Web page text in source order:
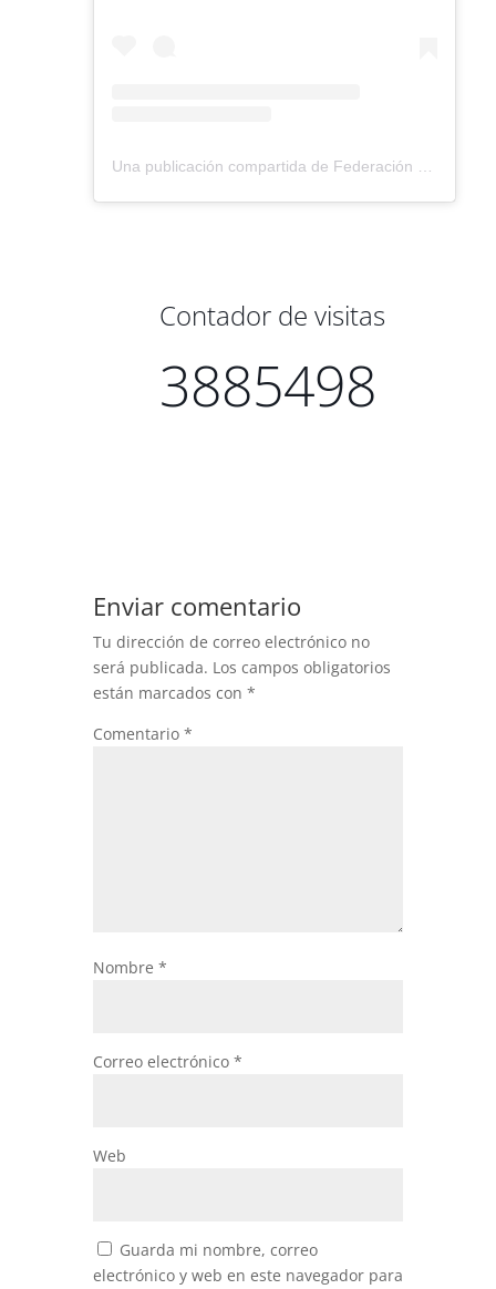
Una publicación compartida de Federación Montañismo Tenerife (@federacion_montanismo_tenerife)
Contador de visitas
3885498
Enviar comentario
Tu dirección de correo electrónico no
será publicada. Los campos obligatorios
están marcados con *
Comentario *
Nombre *
Correo electrónico *
Web
Guarda mi nombre, correo
electrónico y web en este navegador para